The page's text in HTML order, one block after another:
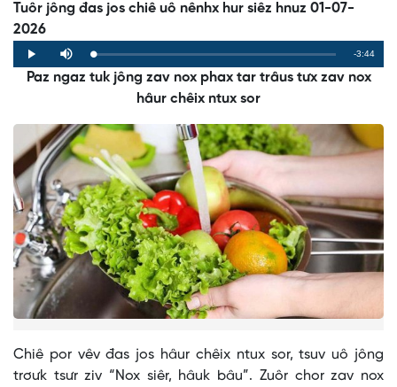
Tuôr jông đas jos chiê uô nênhx hur siêz hnuz 01-07-
2026
Play Mute Loaded:
0%
Progress:
0%
Remaining
Time
-3:44
Paz ngaz tuk jông zav nox phax tar trâus tưx zav nox
hâur chêix ntux sor
Chiê por vêv đas jos hâur chêix ntux sor, tsuv uô jông
trơưk tsưr ziv “Nox siêr, hâuk bâu”. Zuôr chor zav nox